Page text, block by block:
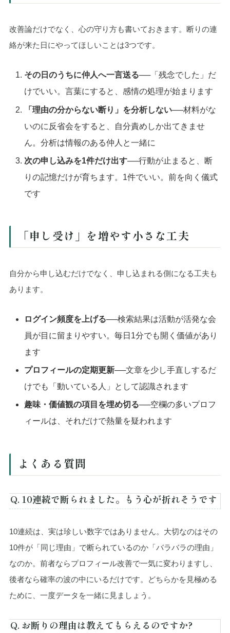
改善論だけでなく、心の守り方も書いておきます。断りの連
絡が来た日にやってほしいことは3つです。
その日のうちに仲人へ一言送る──「残念でした」だ
けでいい。言葉にすると、感情の処理が始まります
「理由の分からない断り」を分析しない──材料がな
いのに反省会をすると、自分責めしか出てきませ
ん。分析は情報のある仲人と一緒に
次の申し込みを1件だけ出す──行動が止まると、断
りの記憶だけが育ちます。1件でいい。前を向く儀式
です
「申し受け」を増やす小さな工夫
自分から申し込むだけでなく、申し込まれる側になる工夫も
あります。
ログイン頻度を上げる──検索結果は活動が活発な会
員が目に留まりやすい。毎日1分でも開く価値があり
ます
プロフィールの定期更新──文章を少し手直しするだ
けでも「動いている人」として認識されます
趣味・価値観の項目を埋め切る──空欄の多いプロフ
ィールは、それだけで熱量を疑われます
よくある質問
Q. 10連続で断られました。もう心が折れそうです
10連続は、実は珍しい数字ではありません。大切なのはその
10件が「同じ理由」で断られているのか「バラバラの理由」
なのか。前者ならプロフィール改善で一気に変わりますし、
後者なら確率の波の中にいるだけです。どちらかを見極める
ために、一度データを一緒に見ましょう。
Q. お断りの理由は教えてもらえるのですか?